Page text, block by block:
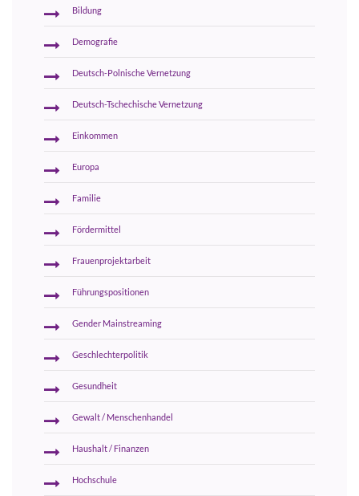
Bildung
Demografie
Deutsch-Polnische Vernetzung
Deutsch-Tschechische Vernetzung
Einkommen
Europa
Familie
Fördermittel
Frauenprojektarbeit
Führungspositionen
Gender Mainstreaming
Geschlechterpolitik
Gesundheit
Gewalt / Menschenhandel
Haushalt / Finanzen
Hochschule